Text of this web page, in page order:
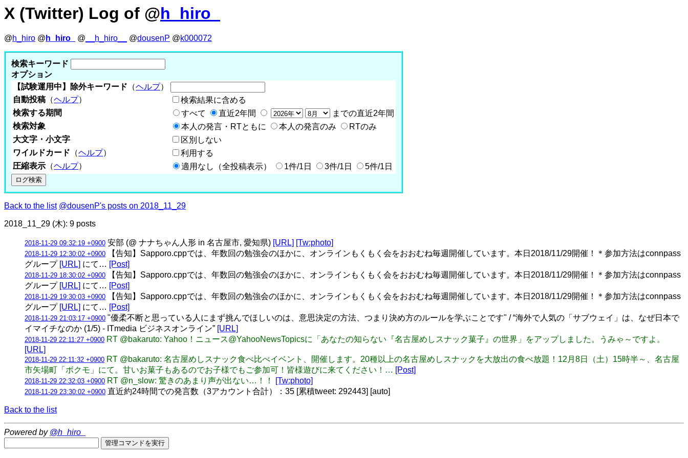
X (Twitter) Log of @h_hiro_
@h_hiro @ h_hiro_ @ __h_hiro__ @dousenP @k000072
検索キーワード
オプション
【試験運用中】除外キーワード （ヘルプ）
自動投稿 （ヘルプ）
検索結果に含める
検索する期間
すべて 直近2年間
までの直近2年間
検索対象
本人の発言・RTともに 本人の発言のみ
RTのみ
大文字・小文字
区別しない
ワイルドカード （ヘルプ）
利用する
圧縮表示 （ヘルプ） 適用なし（全投稿表示） 1件/1日 3件/1日 5件/1日
Back to the list @dousenP's posts on 2018_11_29
2018_11_29 (木): 9 posts
2018-11-29 09:32:19 +0900 安部 (@ ナナちゃん人形 in 名古屋市, 愛知県) [URL] [Tw:photo]
2018-11-29 12:30:02 +0900 【告知】Sapporo.cppでは、年数回の勉強会のほかに、オンラインもくもく会をおおむね毎週開催しています。本日2018/11/29開催！＊参加方法はconnpass
グループ [URL] にて… [Post]
2018-11-29 18:30:02 +0900 【告知】Sapporo.cppでは、年数回の勉強会のほかに、オンラインもくもく会をおおむね毎週開催しています。本日2018/11/29開催！＊参加方法はconnpass
グループ [URL] にて… [Post]
2018-11-29 19:30:03 +0900 【告知】Sapporo.cppでは、年数回の勉強会のほかに、オンラインもくもく会をおおむね毎週開催しています。本日2018/11/29開催！＊参加方法はconnpass
グループ [URL] にて… [Post]
2018-11-29 21:03:17 +0900 "優柔不断と思っている人にまず挑んでほしいのは、意思決定の方法、つまり決め方のルールを学ぶことです" / “海外で人気の「サブウェイ」は、なぜ日本で
イマイチなのか (1/5) - ITmedia ビジネスオンライン” [URL]
2018-11-29 22:11:27 +0900 RT @bakaruto: Yahoo！ニュース@YahooNewsTopicsに「あなたの知らない『名古屋めしスナック菓子』の世界」をアップしました。うみゃ～ですよ。
[URL]
2018-11-29 22:11:32 +0900 RT @bakaruto: 名古屋めしスナック食べ比べイベント、開催します。20種以上の名古屋めしスナックを大放出の食べ放題！12月8日（土）15時半～、名古屋
市矢場町「ボクモ」にて。甘いお菓子もあるのでお子様でもご参加可！皆様遊びに来てください！… [Post]
2018-11-29 22:32:03 +0900 RT @n_slow: 驚きのあまり声が出ない…！！ [Tw:photo]
2018-11-29 23:30:02 +0900 直近約24時間での発言数（3アカウント合計）：35 [累積tweet: 292443] [auto]
Back to the list
Powered by @h_hiro_